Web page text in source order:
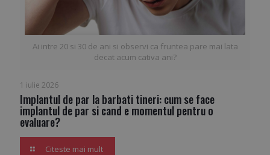
Ai intre 20 si 30 de ani si observi ca fruntea pare mai lata
decat acum cativa ani?
1 iulie 2026
Implantul de par la barbati tineri: cum se face
implantul de par si cand e momentul pentru o
evaluare?
Citeste mai mult